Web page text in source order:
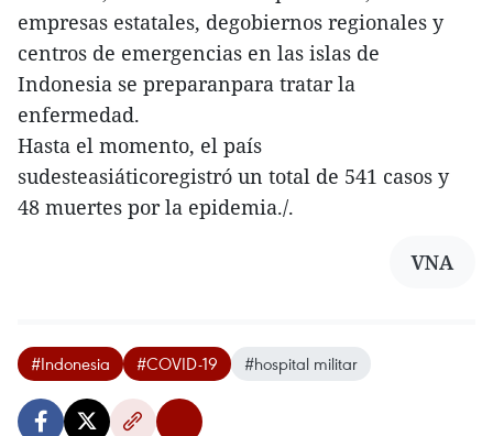
empresas estatales, degobiernos regionales y
centros de emergencias en las islas de
Indonesia se preparanpara tratar la
enfermedad.
Hasta el momento, el país
sudesteasiáticoregistró un total de 541 casos y
48 muertes por la epidemia./.
VNA
#Indonesia #COVID-19 #hospital militar